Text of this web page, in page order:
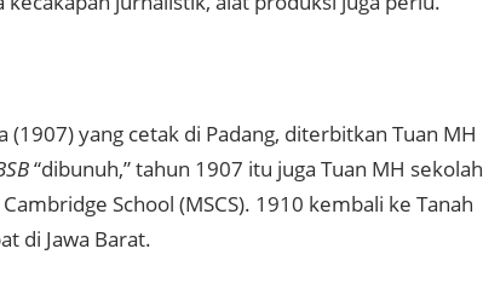
(1907) yang cetak di Padang, diterbitkan Tuan MH
“dibunuh,” tahun 1907 itu juga Tuan MH sekolah
School (MSCS). 1910 kembali ke Tanah
di Jawa Barat.